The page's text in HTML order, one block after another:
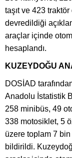
taşıt ve 423
devredildiği
araçlar içinde
hesaplandı.
KUZEYDOĞU
DOSİAD
Anadolu İstatistik
258 minibüs, 49
338 motosiklet, 5
üzere toplam 7 bin
bildirildi.